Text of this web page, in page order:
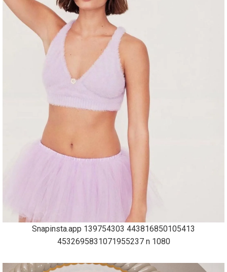
Snapinsta.app 139754303 443816850105413
4532695831071955237 n 1080